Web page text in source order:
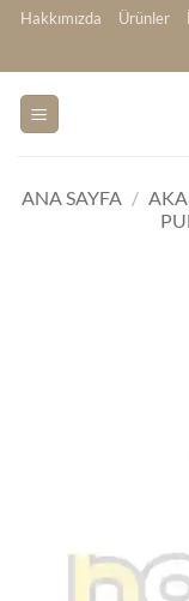
İçeriğe
Hakkımızda Ürünler
ANA SAYFA /